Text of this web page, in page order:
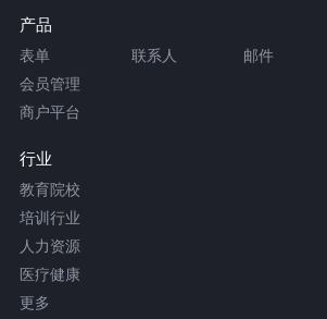
产品
表单 联系人 邮件
会员管理
商户平台
行业
教育院校
培训行业
人力资源
医疗健康
更多